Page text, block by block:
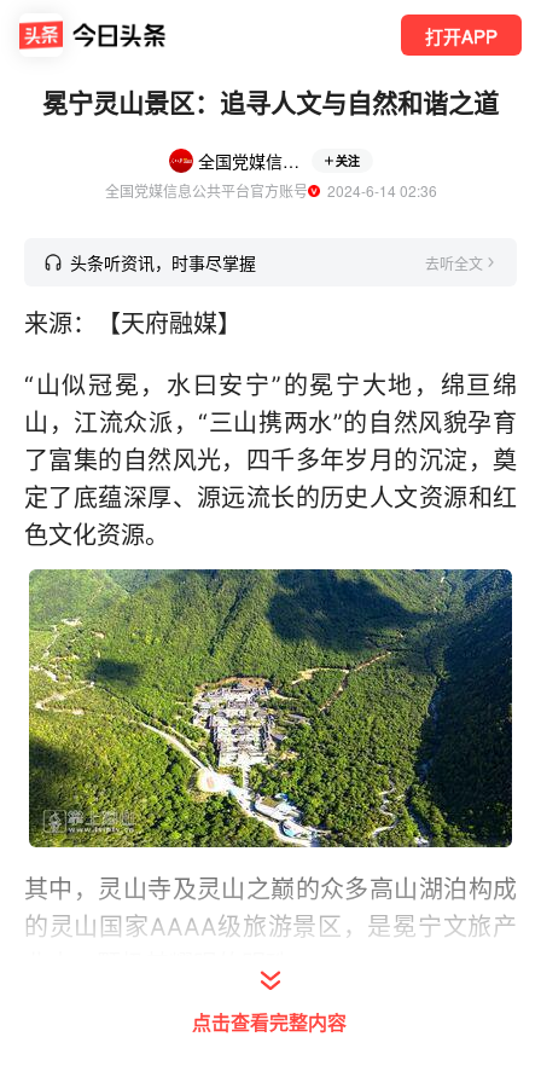
打开APP
冕宁灵山景区：追寻人文与自然和谐之道
全国党媒信息公共平台 关注
全国党媒信息公共平台官方账号
  2024-6-14 02:36
头条听资讯，时事尽掌握 去听全文
来源：【天府融媒】
“山似冠冕，水曰安宁”的冕宁大地，绵亘绵
山，江流众派，“三山携两水”的自然风貌孕育
了富集的自然风光，四千多年岁月的沉淀，奠
定了底蕴深厚、源远流长的历史人文资源和红
色文化资源。
其中，灵山寺及灵山之巅的众多高山湖泊构成
的灵山国家AAAA级旅游景区，是冕宁文旅产
业中一颗极其耀眼的明珠。
百年古刹，古柏参天，香火缭绕。
点击查看完整内容